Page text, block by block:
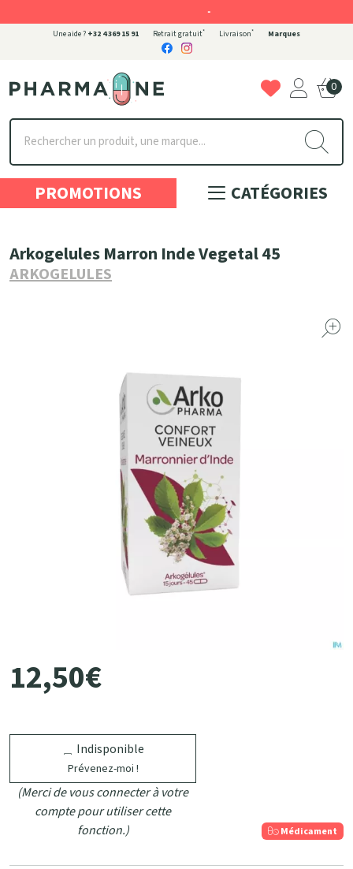
Une aide ? +32 4 369 15 91 Retrait gratuit* Livraison* Marques
Pharmaone Votre pharmacie en ligne à votre service
0
PROMOTIONS CATÉGORIES
Arkogelules Marron Inde Vegetal 45
ARKOGELULES
12,50€
Indisponible
Prévenez-moi !
(Merci de vous connecter à votre
compte pour utiliser cette
fonction.)
Médicament